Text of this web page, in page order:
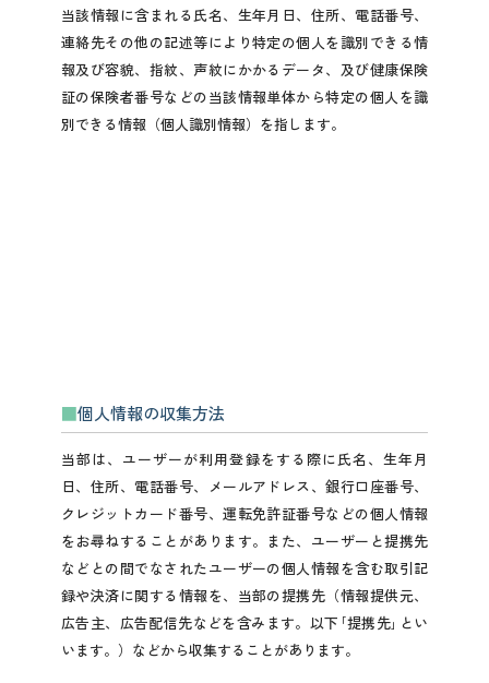
当該情報に含まれる氏名、生年月日、住所、電話番号、
連絡先その他の記述等により特定の個人を識別できる情
報及び容貌、指紋、声紋にかかるデータ、及び健康保険
証の保険者番号などの当該情報単体から特定の個人を識
別できる情報（個人識別情報）を指します。
個人情報の収集方法
当部は、ユーザーが利用登録をする際に氏名、生年月
日、住所、電話番号、メールアドレス、銀行口座番号、
クレジットカード番号、運転免許証番号などの個人情報
をお尋ねすることがあります。また、ユーザーと提携先
などとの間でなされたユーザーの個人情報を含む取引記
録や決済に関する情報を、当部の提携先（情報提供元、
広告主、広告配信先などを含みます。以下｢提携先｣とい
います。）などから収集することがあります。